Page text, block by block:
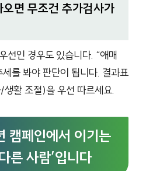
면 무조건 추가검사가
선인 경우도 있습니다. “애매
를 봐야 판단이 됩니다. 결과표
활 조절)을 우선 따르세요.
페인에서 이기는
른 사람’입니다